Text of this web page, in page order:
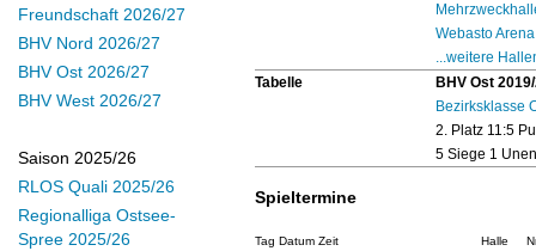
Freundschaft 2026/27
BHV Nord 2026/27
BHV Ost 2026/27
BHV West 2026/27
Saison 2025/26
RLOS Quali 2025/26
Regionalliga Ostsee-
Spree 2025/26
Webasto
...weitere
Tabelle
BHV Ost
Bezirksklasse
2. Platz 11:5
5 Siege 1
Spieltermine
Tag Datum Zeit Halle